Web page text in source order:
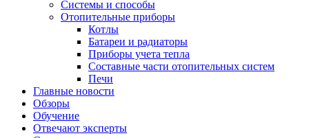
Системы и способы
Отопительные приборы
Котлы
Батареи и радиаторы
Приборы учета тепла
Составные части отопительных систем
Печи
Главные новости
Обзоры
Обучение
Отвечают эксперты